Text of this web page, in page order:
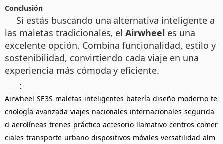
Conclusión
Si estás buscando una alternativa inteligente a
las maletas tradicionales, el Airwheel es una
excelente opción. Combina funcionalidad, estilo y
sostenibilidad, convirtiendo cada viaje en una
experiencia más cómoda y eficiente.
：
Airwheel SE3S maletas inteligentes batería diseño moderno te
cnología avanzada viajes nacionales internacionales segurida
d aerolíneas trenes práctico accesorio llamativo centros comer
ciales transporte urbano dispositivos móviles versatilidad alm